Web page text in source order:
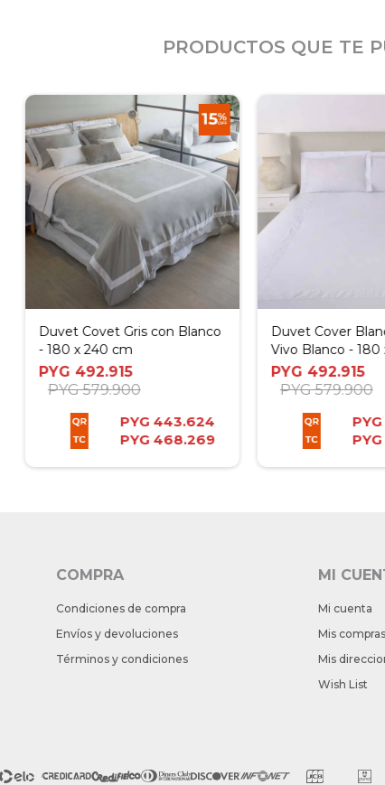
PRODUCTOS QUE TE
Duvet Covet Gris con Blanco
- 180 x 240 cm
PYG 492.915
PYG 579.900
PYG 443.624
PYG 468.269
Duvet Cover
Vivo Blanco - 180
PYG 492.915
PYG 579.900
PYG
PYG
COMPRA
Condiciones de compra
Envíos y devoluciones
Términos y condiciones
MI
Mi cuenta
Mis compras
Mis
Wish List